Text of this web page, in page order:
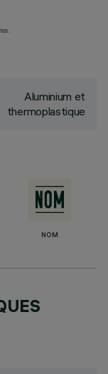
Aluminium et
thermoplastique
NOM